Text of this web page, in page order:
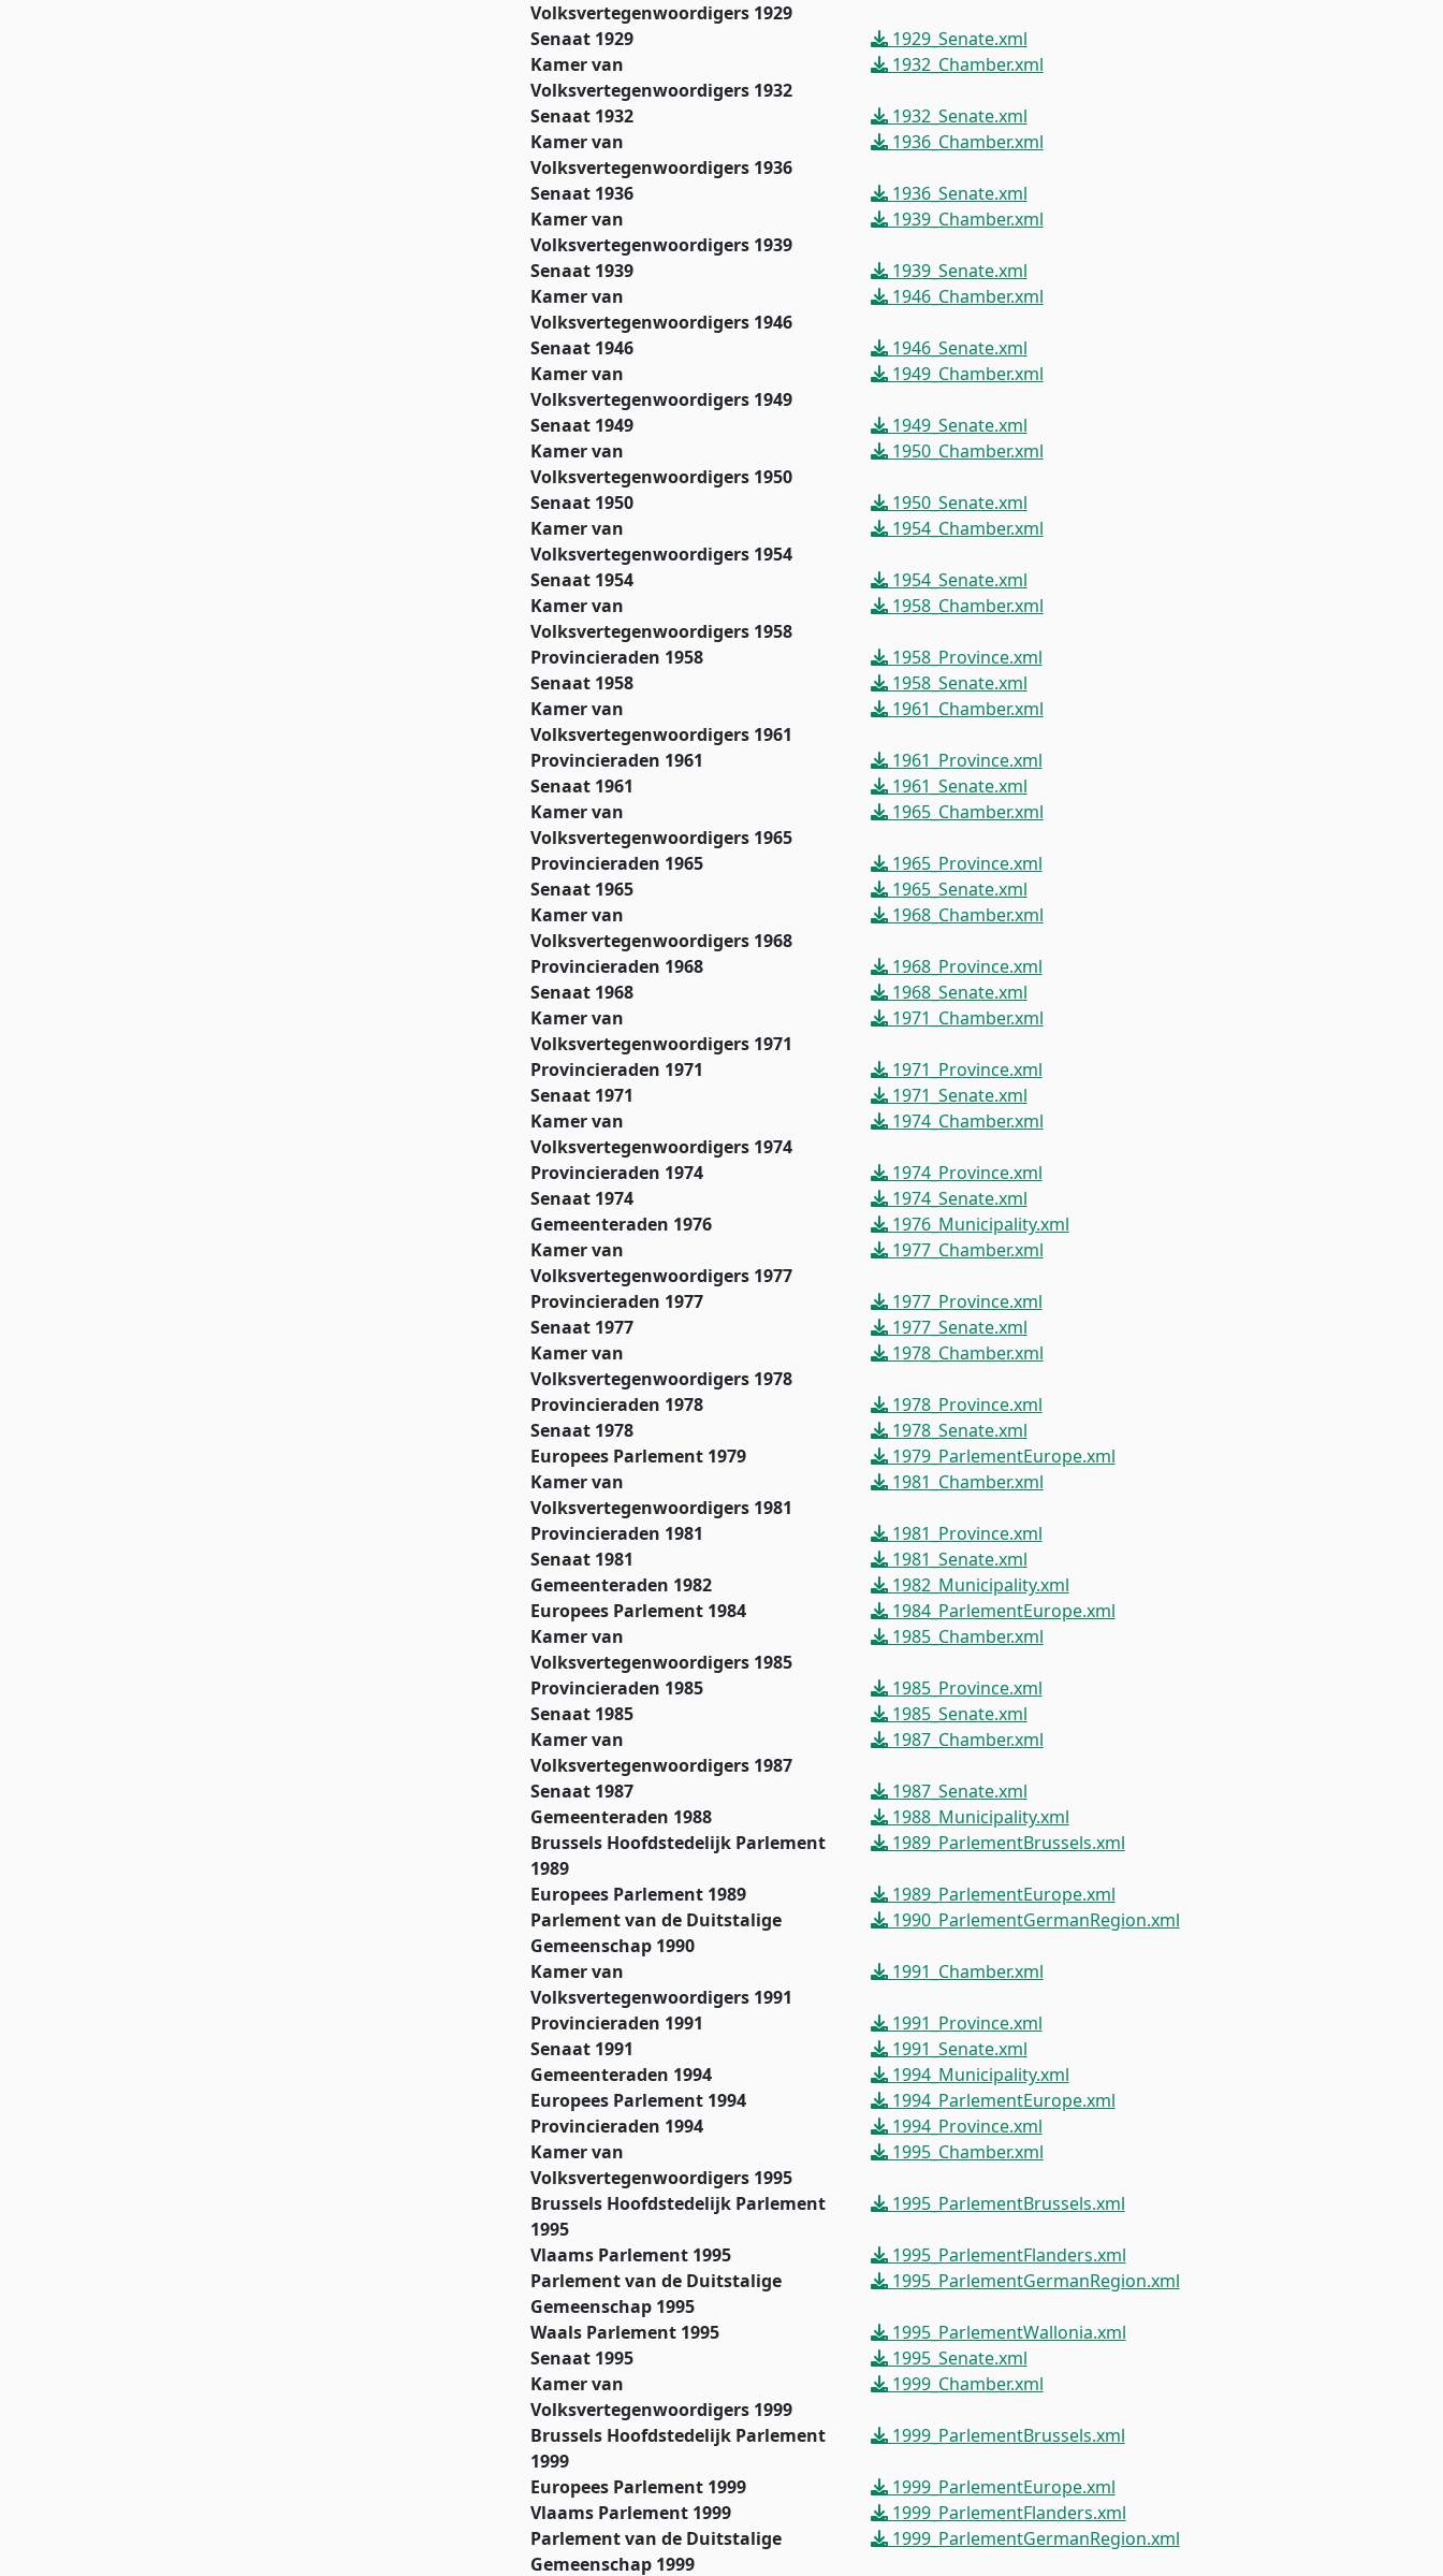
Volksvertegenwoordigers 1929
Senaat 1929
1929_Senate.xml
Kamer van
Volksvertegenwoordigers 1932
1932_Chamber.xml
Senaat 1932
1932_Senate.xml
Kamer van
Volksvertegenwoordigers 1936
1936_Chamber.xml
Senaat 1936
1936_Senate.xml
Kamer van
Volksvertegenwoordigers 1939
1939_Chamber.xml
Senaat 1939
1939_Senate.xml
Kamer van
Volksvertegenwoordigers 1946
1946_Chamber.xml
Senaat 1946
1946_Senate.xml
Kamer van
Volksvertegenwoordigers 1949
1949_Chamber.xml
Senaat 1949
1949_Senate.xml
Kamer van
Volksvertegenwoordigers 1950
1950_Chamber.xml
Senaat 1950
1950_Senate.xml
Kamer van
Volksvertegenwoordigers 1954
1954_Chamber.xml
Senaat 1954
1954_Senate.xml
Kamer van
Volksvertegenwoordigers 1958
1958_Chamber.xml
Provincieraden 1958
1958_Province.xml
Senaat 1958
1958_Senate.xml
Kamer van
Volksvertegenwoordigers 1961
1961_Chamber.xml
Provincieraden 1961
1961_Province.xml
Senaat 1961
1961_Senate.xml
Kamer van
Volksvertegenwoordigers 1965
1965_Chamber.xml
Provincieraden 1965
1965_Province.xml
Senaat 1965
1965_Senate.xml
Kamer van
Volksvertegenwoordigers 1968
1968_Chamber.xml
Provincieraden 1968
1968_Province.xml
Senaat 1968
1968_Senate.xml
Kamer van
Volksvertegenwoordigers 1971
1971_Chamber.xml
Provincieraden 1971
1971_Province.xml
Senaat 1971
1971_Senate.xml
Kamer van
Volksvertegenwoordigers 1974
1974_Chamber.xml
Provincieraden 1974
1974_Province.xml
Senaat 1974
1974_Senate.xml
Gemeenteraden 1976
1976_Municipality.xml
Kamer van
Volksvertegenwoordigers 1977
1977_Chamber.xml
Provincieraden 1977
1977_Province.xml
Senaat 1977
1977_Senate.xml
Kamer van
Volksvertegenwoordigers 1978
1978_Chamber.xml
Provincieraden 1978
1978_Province.xml
Senaat 1978
1978_Senate.xml
Europees Parlement 1979
1979_ParlementEurope.xml
Kamer van
Volksvertegenwoordigers 1981
1981_Chamber.xml
Provincieraden 1981
1981_Province.xml
Senaat 1981
1981_Senate.xml
Gemeenteraden 1982
1982_Municipality.xml
Europees Parlement 1984
1984_ParlementEurope.xml
Kamer van
Volksvertegenwoordigers 1985
1985_Chamber.xml
Provincieraden 1985
1985_Province.xml
Senaat 1985
1985_Senate.xml
Kamer van
Volksvertegenwoordigers 1987
1987_Chamber.xml
Senaat 1987
1987_Senate.xml
Gemeenteraden 1988
1988_Municipality.xml
Brussels Hoofdstedelijk Parlement
1989
1989_ParlementBrussels.xml
Europees Parlement 1989
1989_ParlementEurope.xml
Parlement van de Duitstalige
Gemeenschap 1990
1990_ParlementGermanRegion.xml
Kamer van
Volksvertegenwoordigers 1991
1991_Chamber.xml
Provincieraden 1991
1991_Province.xml
Senaat 1991
1991_Senate.xml
Gemeenteraden 1994
1994_Municipality.xml
Europees Parlement 1994
1994_ParlementEurope.xml
Provincieraden 1994
1994_Province.xml
Kamer van
Volksvertegenwoordigers 1995
1995_Chamber.xml
Brussels Hoofdstedelijk Parlement
1995
1995_ParlementBrussels.xml
Vlaams Parlement 1995
1995_ParlementFlanders.xml
Parlement van de Duitstalige
Gemeenschap 1995
1995_ParlementGermanRegion.xml
Waals Parlement 1995
1995_ParlementWallonia.xml
Senaat 1995
1995_Senate.xml
Kamer van
Volksvertegenwoordigers 1999
1999_Chamber.xml
Brussels Hoofdstedelijk Parlement
1999
1999_ParlementBrussels.xml
Europees Parlement 1999
1999_ParlementEurope.xml
Vlaams Parlement 1999
1999_ParlementFlanders.xml
Parlement van de Duitstalige
Gemeenschap 1999
1999_ParlementGermanRegion.xml